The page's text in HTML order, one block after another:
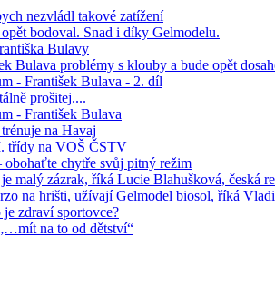
nezvládl takové zatížení
bodoval. Snad i díky Gelmodelu.
Bulavy
Bulava problémy s klouby a bude opět
- František Bulava - 2. díl
prošitej....
- František Bulava
na Havaj
třídy na VOŠ ČSTV
obohaťte chytře svůj pitný režim
malý zázrak, říká Lucie Blahušková, česká
na hrišti, užívají Gelmodel biosol, říká
zdraví sportovce?
na to od dětství“